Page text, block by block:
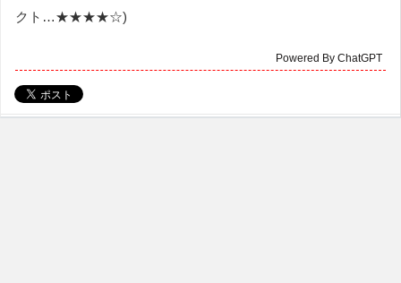
クト…★★★★☆)
Powered By ChatGPT